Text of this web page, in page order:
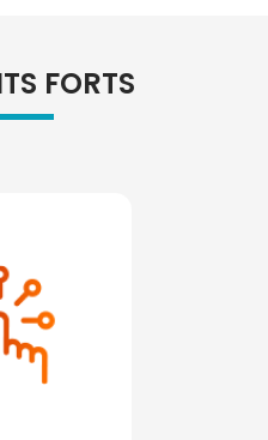
FORTS